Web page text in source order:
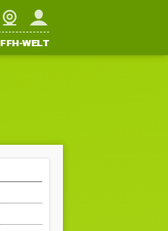
WebcamMein FFH
FFH-WELT